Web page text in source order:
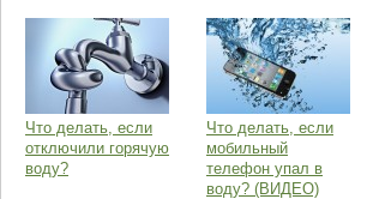
Что делать, если
отключили горячую
воду?
Что делать, если
мобильный
телефон упал в
воду? (ВИДЕО)